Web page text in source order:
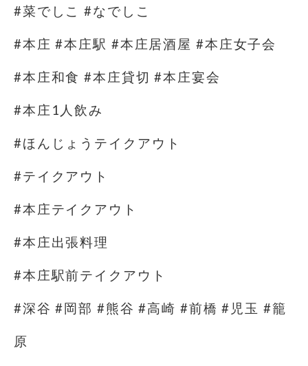
#菜でしこ #なでしこ
#本庄 #本庄駅 #本庄居酒屋 #本庄女子会
#本庄和食 #本庄貸切 #本庄宴会
#本庄1人飲み
#ほんじょうテイクアウト
#テイクアウト
#本庄テイクアウト
#本庄出張料理
#本庄駅前テイクアウト
#深谷 #岡部 #熊谷 #高崎 #前橋 #児玉 #籠
原